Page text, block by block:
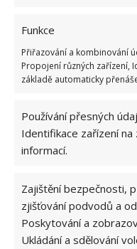
Funkce
Přiřazování a kombinování
Propojení různých zařízení,
základě automaticky
Používání přesných
Identifikace zařízení na
informací.
Zajištění bezpečnosti,
zjišťování podvodů a
Poskytování a
Ukládání a sdělování
Fotografie: